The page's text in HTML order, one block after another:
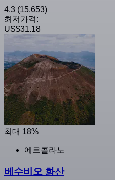
4.3 (15,653)
최저가격:
US$31.18
최대 18%
에르콜라노
베수비오 화산